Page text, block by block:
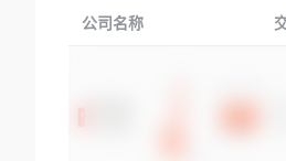
公司名称